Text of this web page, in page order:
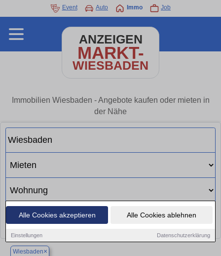
Alle Cookies akzeptieren Alle Cookies ablehnen
Einstellungen Datenschutzerklärung
Event Auto Immo Job
ANZEIGEN
MARKT-
WIESBADEN
Immobilien Wiesbaden - Angebote kaufen oder mieten in
der Nähe
Suchen
Wiesbaden×